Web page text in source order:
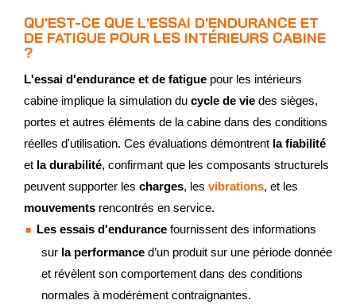
QU'EST-CE QUE L'ESSAI D'ENDURANCE ET
DE FATIGUE POUR LES INTÉRIEURS CABINE
?
L'essai d'endurance et de fatigue pour les intérieurs
cabine implique la simulation du cycle de vie des sièges,
portes et autres éléments de la cabine dans des conditions
réelles d'utilisation. Ces évaluations démontrent la fiabilité
et la durabilité, confirmant que les composants structurels
peuvent supporter les charges, les vibrations, et les
mouvements rencontrés en service.
Les essais d'endurance fournissent des informations
sur la performance d’un produit sur une période donnée
et révèlent son comportement dans des conditions
normales à modérément contraignantes.